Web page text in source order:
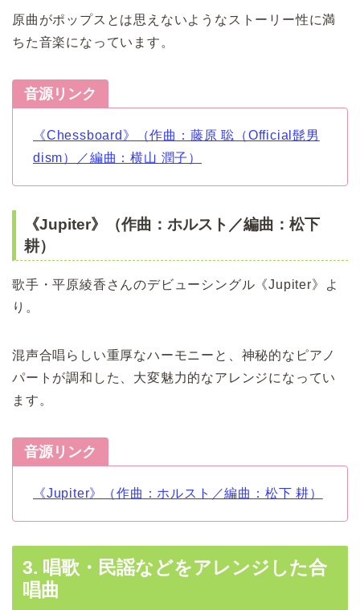
原曲がポップスとは思えないようなストーリー性に満
ちた音楽になっています。
音源リンク
《Chessboard》（作曲：藤原 聡（Official髭男
dism）／編曲：横山 潤子）
《Jupiter》（作曲：ホルスト／編曲：松下
耕）
歌手・平原綾香さんのデビューシングル《Jupiter》よ
り。
混声合唱らしい重厚なハーモニーと、神秘的なピアノ
パートが調和した、大変魅力的なアレンジになってい
ます。
音源リンク
《Jupiter》（作曲：ホルスト／編曲：松下 耕）
3. 唱歌・民謡などをアレンジした合
唱曲